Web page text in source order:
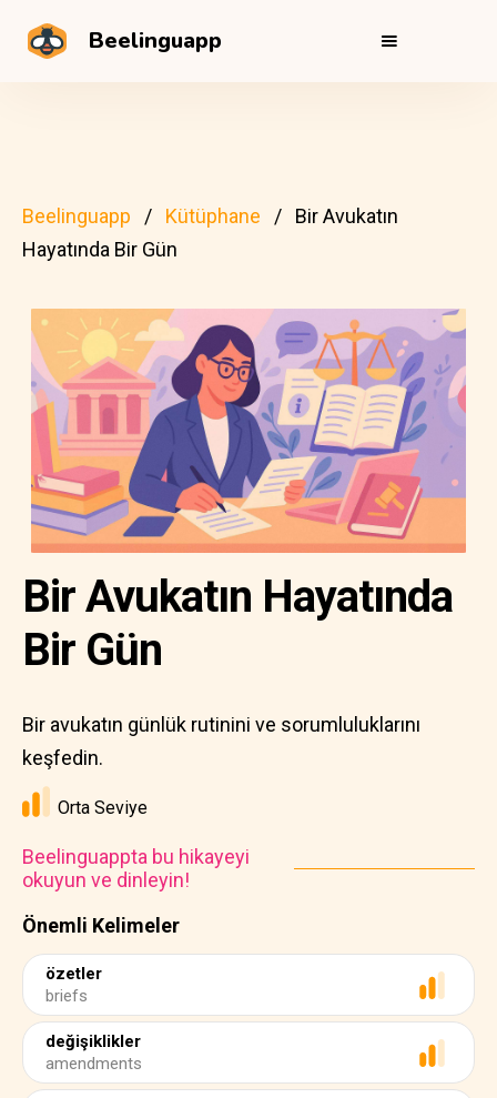
Beelinguapp
Beelinguapp Kütüphane
Bir Avukatın
Hayatında Bir Gün
Önemli Kelimeler
özetler
briefs
değişiklikler
amendments
Bir Avukatın Hayatında
Bir Gün
Bir avukatın günlük rutinini ve sorumluluklarını
keşfedin.
Orta Seviye
Beelinguappta bu hikayeyi
okuyun ve dinleyin!